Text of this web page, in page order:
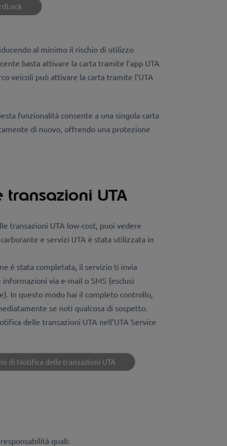
al minimo il rischio di utilizzo
basta attivare la carta tramite l’app UTA
veicoli può attivare la carta tramite l’UTA
funzionalità consente a una singola carta
di nuovo, offrendo una protezione
transazioni UTA
transazioni UTA low-cost, puoi vedere
e servizi UTA è stata utilizzata in
è stata completata, il servizio ti invia
via e-mail o SMS (esclusi
In questo modo hai il completo controllo,
se noti qualcosa di sospetto.
delle transazioni UTA nell’UTA Service
di Notifica delle transazioni UTA
quali: